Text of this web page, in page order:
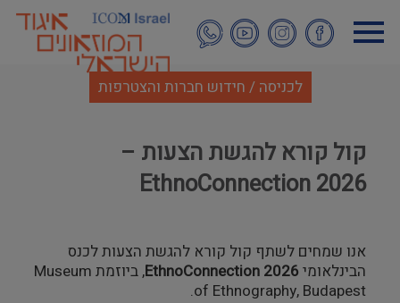
לתוכן
העיקרי
לכניסה / חידוש חברות והצטרפות
קול קורא להגשת הצעות –
EthnoConnection 2026
אנו שמחים לשתף קול קורא להגשת הצעות לכנס
הבינלאומי EthnoConnection 2026, ביוזמת Museum
of Ethnography, Budapest
.